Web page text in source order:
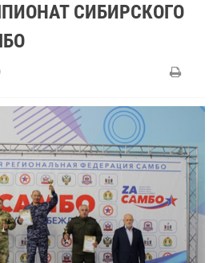
СИБИРСКОГО